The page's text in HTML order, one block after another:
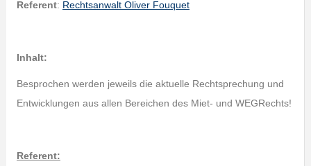
Referent: Rechtsanwalt Oliver Fouquet
Inhalt:
Besprochen werden jeweils die aktuelle Rechtsprechung und
Entwicklungen aus allen Bereichen des Miet- und WEGRechts!
Referent: